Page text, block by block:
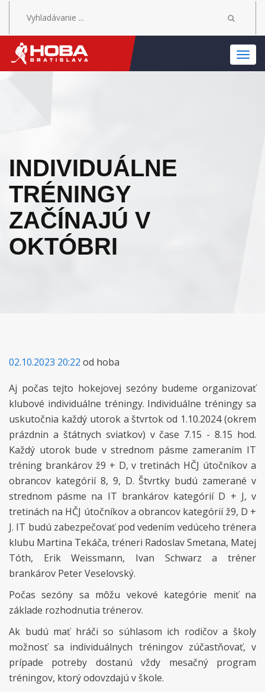
INDIVIDUÁLNE
TRÉNINGY
ZAČÍNAJÚ V
OKTÓBRI
02.10.2023 20:22 od hoba
Aj počas tejto hokejovej sezóny budeme organizovať
klubové individuálne tréningy. Individuálne tréningy sa
uskutočnia každý utorok a štvrtok od 1.10.2024 (okrem
prázdnin a štátnych sviatkov) v čase 7.15 - 8.15 hod.
Každý utorok bude v strednom pásme zameraním IT
tréning brankárov ž9 + D, v tretinách HČJ útočníkov a
obrancov kategórií 8, 9, D. Štvrtky budú zamerané v
strednom pásme na IT brankárov kategórií D + J, v
tretinách na HČJ útočníkov a obrancov kategórií ž9, D +
J. IT budú zabezpečovať pod vedením vedúceho trénera
klubu Martina Tekáča, tréneri Radoslav Smetana, Matej
Tóth, Erik Weissmann, Ivan Schwarz a tréner
brankárov Peter Veselovský.
Počas sezóny sa môžu vekové kategórie meniť na
základe rozhodnutia trénerov.
Ak budú mať hráči so súhlasom ich rodičov a školy
možnosť sa individuálnych tréningov zúčastňovať, v
prípade potreby dostanú vždy mesačný program
tréningov, ktorý odovzdajú v škole.